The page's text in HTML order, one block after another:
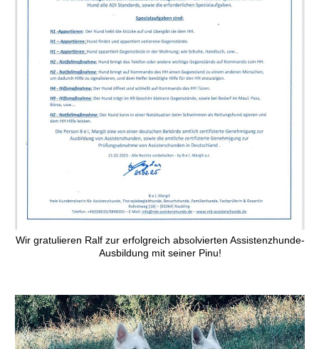
Wir gratulieren Ralf zur erfolgreich absolvierten Assistenzhunde-
Ausbildung mit seiner Pinu!